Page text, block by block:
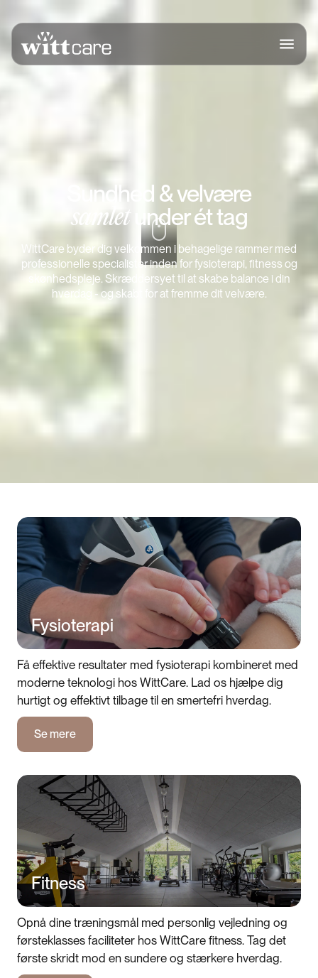
Sundhed & velvære
samletunder ét tag
WittCare byder dig velkommen i behagelige rammer med
professionelle specialister inden for fysioterapi, fitness og
skønhedspleje. Skræddersyet til at skabe balance i din
hverdag - og skabt for at fremme dit velvære.
Fysioterapi
Få effektive resultater med fysioterapi kombineret med
moderne teknologi hos WittCare. Lad os hjælpe dig
hurtigt og effektivt tilbage til en smertefri hverdag.
Se mere
Se mere
Fitness
Opnå dine træningsmål med personlig vejledning og
førsteklasses faciliteter hos WittCare fitness. Tag det
første skridt mod en sundere og stærkere hverdag.